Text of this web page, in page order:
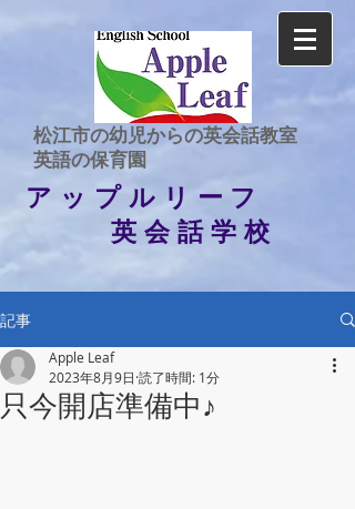
​松江市の幼児からの英会話教室
​英語の保育園
アップルリーフ
英会話学校
記事
只今開店準備中♪
Apple Leaf
2023年8月9日 読了時間: 1分